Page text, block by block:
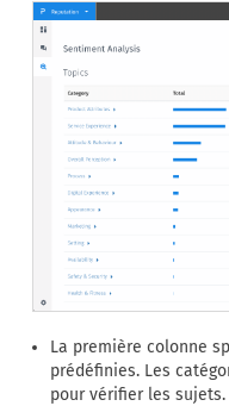
La première colonne
prédéfinies. Les
pour vérifier les sujets.